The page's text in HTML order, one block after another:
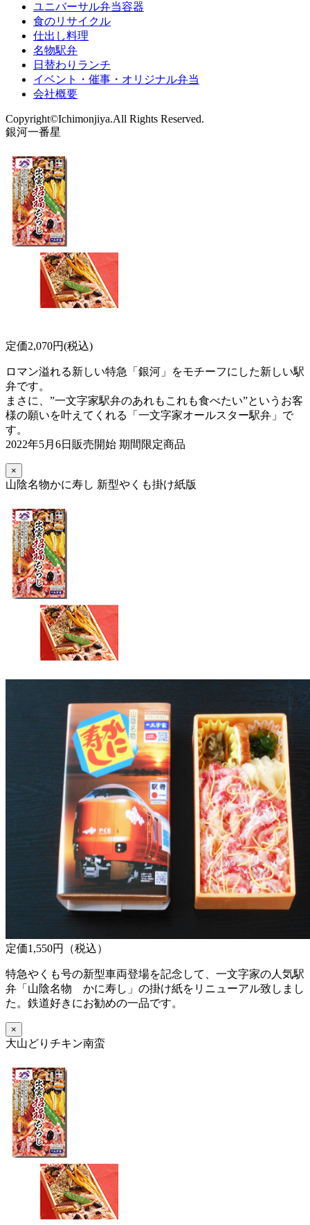
ユニバーサル弁当容器
食のリサイクル
仕出し料理
名物駅弁
日替わりランチ
イベント・催事・オリジナル弁当
会社概要
Copyright©Ichimonjiya.All Rights Reserved.
銀河一番星
定価2,070円(税込)
ロマン溢れる新しい特急「銀河」をモチーフにした新しい駅
弁です。
まさに、”一文字家駅弁のあれもこれも食べたい”というお客
様の願いを叶えてくれる「一文字家オールスター駅弁」で
す。
2022年5月6日販売開始 期間限定商品
×
山陰名物かに寿し 新型やくも掛け紙版
定価1,550円（税込）
特急やくも号の新型車両登場を記念して、一文字家の人気駅
弁「山陰名物 かに寿し」の掛け紙をリニューアル致しまし
た。鉄道好きにお勧めの一品です。
×
大山どりチキン南蛮